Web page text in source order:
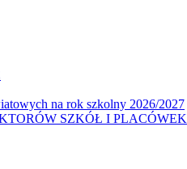
na rok szkolny 2026/2027
SZKÓŁ I PLACÓWEK